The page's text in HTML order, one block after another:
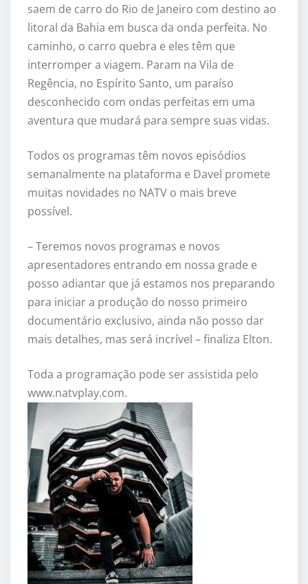
saem de carro do Rio de Janeiro com destino ao
litoral da Bahia em busca da onda perfeita. No
caminho, o carro quebra e eles têm que
interromper a viagem. Param na Vila de
Regência, no Espírito Santo, um paraíso
desconhecido com ondas perfeitas em uma
aventura que mudará para sempre suas vidas.
Todos os programas têm novos episódios
semanalmente na plataforma e Davel promete
muitas novidades no NATV o mais breve
possível.
– Teremos novos programas e novos
apresentadores entrando em nossa grade e
posso adiantar que já estamos nos preparando
para iniciar a produção do nosso primeiro
documentário exclusivo, ainda não posso dar
mais detalhes, mas será incrível – finaliza Elton.
Toda a programação pode ser assistida pelo
www.natvplay.com.